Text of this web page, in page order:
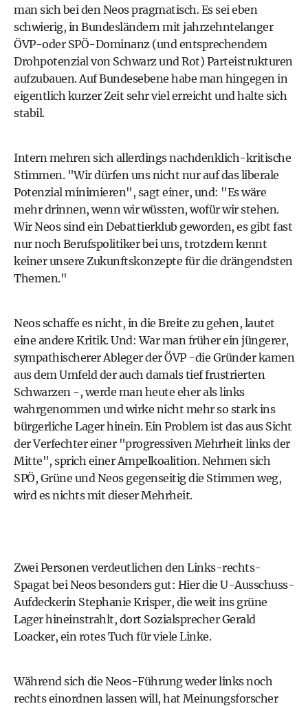
man sich bei den Neos pragmatisch. Es sei eben
schwierig, in Bundesländern mit jahrzehntelanger
ÖVP-oder SPÖ-Dominanz (und entsprechendem
Drohpotenzial von Schwarz und Rot) Parteistrukturen
aufzubauen. Auf Bundesebene habe man hingegen in
eigentlich kurzer Zeit sehr viel erreicht und halte sich
stabil.
Intern mehren sich allerdings nachdenklich-kritische
Stimmen. "Wir dürfen uns nicht nur auf das liberale
Potenzial minimieren", sagt einer, und: "Es wäre
mehr drinnen, wenn wir wüssten, wofür wir stehen.
Wir Neos sind ein Debattierklub geworden, es gibt fast
nur noch Berufspolitiker bei uns, trotzdem kennt
keiner unsere Zukunftskonzepte für die drängendsten
Themen."
Neos schaffe es nicht, in die Breite zu gehen, lautet
eine andere Kritik. Und: War man früher ein jüngerer,
sympathischerer Ableger der ÖVP -die Gründer kamen
aus dem Umfeld der auch damals tief frustrierten
Schwarzen -, werde man heute eher als links
wahrgenommen und wirke nicht mehr so stark ins
bürgerliche Lager hinein. Ein Problem ist das aus Sicht
der Verfechter einer "progressiven Mehrheit links der
Mitte", sprich einer Ampelkoalition. Nehmen sich
SPÖ, Grüne und Neos gegenseitig die Stimmen weg,
wird es nichts mit dieser Mehrheit.
Zwei Personen verdeutlichen den Links-rechts-
Spagat bei Neos besonders gut: Hier die U-Ausschuss-
Aufdeckerin Stephanie Krisper, die weit ins grüne
Lager hineinstrahlt, dort Sozialsprecher Gerald
Loacker, ein rotes Tuch für viele Linke.
Während sich die Neos-Führung weder links noch
rechts einordnen lassen will, hat Meinungsforscher